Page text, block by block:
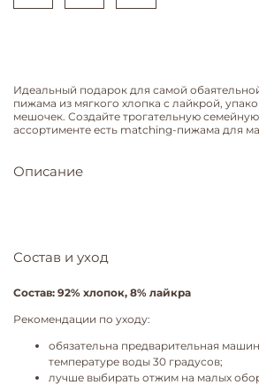
Идеальный подарок для самой
пижама из мягкого хлопка с лайкрой,
мешочек. Создайте трогательную
ассортименте есть matching-пижама для
Описание
Состав и уход
Состав: 92% хлопок, 8% лайкра
Рекомендации по уходу:
обязательна предварительная
температуре воды 30 градусов;
лучше выбирать отжим на малых